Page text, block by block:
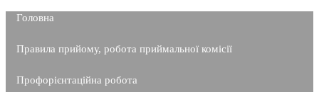
Головна
Правила прийому, робота приймальної комісії
Профорієнтаційна робота